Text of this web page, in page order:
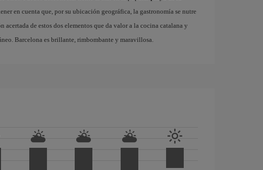
en cuenta que, por su ubicación geográfica, la gastronomía se nutre
de estos dos elementos que da valor a la cocina catalana y
Barcelona es brillante, rimbombante y maravillosa.